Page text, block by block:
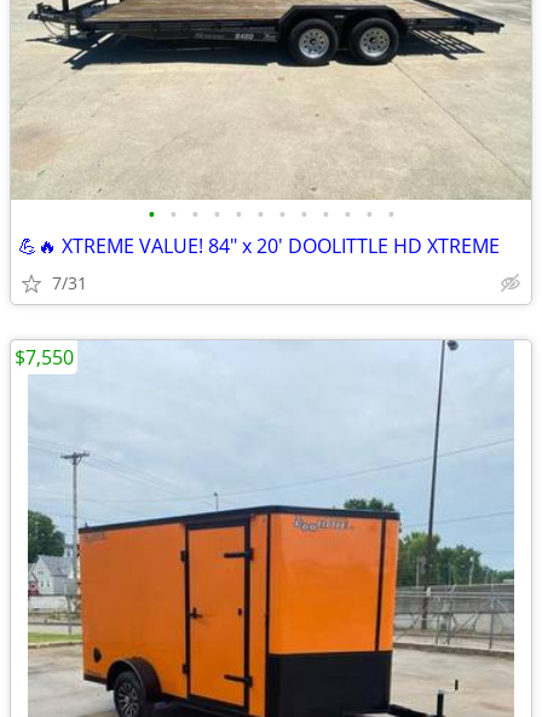
• • • • • • • • • • • •
💪🔥 XTREME VALUE! 84" x 20' DOOLITTLE HD XTREME
7/31
$7,550